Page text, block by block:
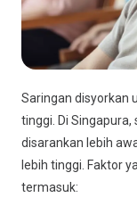
Saringan disyorkan
tinggi. Di
disarankan lebih
lebih tinggi. Faktor
termasuk: